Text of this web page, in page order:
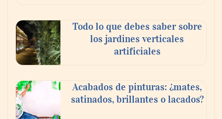
Paso a paso: ¿cómo prepararse para la
transición a la jornada de 40 horas? Guía
InfoBlock
Todo lo que debes saber sobre
los jardines verticales
artificiales
Acabados de pinturas: ¿mates,
satinados, brillantes o lacados?